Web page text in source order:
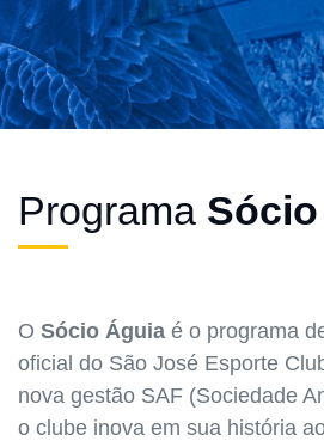
Programa
O Sócio Águia é o programa
oficial do São José Esporte
nova gestão SAF (Sociedade
o clube inova em sua história